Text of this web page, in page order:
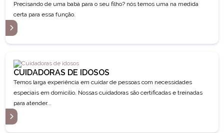
Precisando de uma babá para o seu filho? nós temos uma na medida
CUIDADORAS DE IDOSOS
Temos larga experiência em cuidar de pessoas com necessidades
especiais em domicílio. Nossas cuidadoras são certificadas e treinadas
para atender...